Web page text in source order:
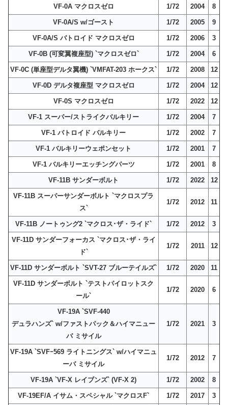
VF-0A マクロスゼロ 1/72 2004 8
VF-0A/S w/ゴースト 1/72 2005 9
VF-0A/S バトロイド マクロスゼロ 1/72 2006 3
VF-0B (可変翼複座型) `マクロスゼロ` 1/72 2004 6
VF-0C (単座型デルタ翼機) `VMFAT-203 ホークス` 1/72 2008 12
VF-0D デルタ複座型 マクロスゼロ 1/72 2004 12
VF-0S マクロスゼロ 1/72 2022 12
VF-1 スーパー/ストライクバルキリー 1/72 2004 7
VF-1 バトロイド バルキリー 1/72 2002 7
VF-1 バルキリーウェポンセット 1/72 2001 7
VF-1 バルキリーエッチングパーツ 1/72 2001 8
VF-11B サンダーボルト 1/72 2022 12
VF-11B スーパーサンダーボルト `マクロスプラ
ス`
1/72 2012 11
VF-11B ノートゥング2 `マクロス･ザ・ライド` 1/72 2012 3
VF-11D サンダーフォーカス `マクロス･ザ・ライ
ド`
1/72 2011 12
VF-11D サンダーボルト `SVT-27 ブルーテイルズ` 1/72 2020 11
VF-11D サンダーボルト `テストパイロットスク
ール`
1/72 2020 6
VF-19A `SVF-440
デュラハンズ` w/ファストパック＆ハイマニュー
バ ミサイル
1/72 2021 3
VF-19A `SVFｰ569 ライトニングス` w/ハイマニュ
ーバ ミサイル
1/72 2012 7
VF-19A `VF-X レイブンズ` (VF-X 2) 1/72 2002 8
VF-19EF/A イサム・スペシャル `マクロスF` 1/72 2017 3